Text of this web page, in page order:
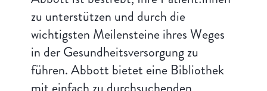
zu unterstützen und durch die
wichtigsten Meilensteine ihres Weges
in der Gesundheitsversorgung zu
führen. Abbott bietet eine Bibliothek